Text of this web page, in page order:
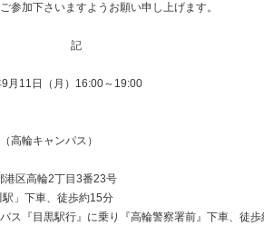
参加下さいますようお願い申し上げます。
11日（月）16:00～19:00
輪キャンパス）
高輪2丁目3番23号
」下車、徒歩約15分
『目黒駅行』に乗り『高輪警察署前』下車、徒歩